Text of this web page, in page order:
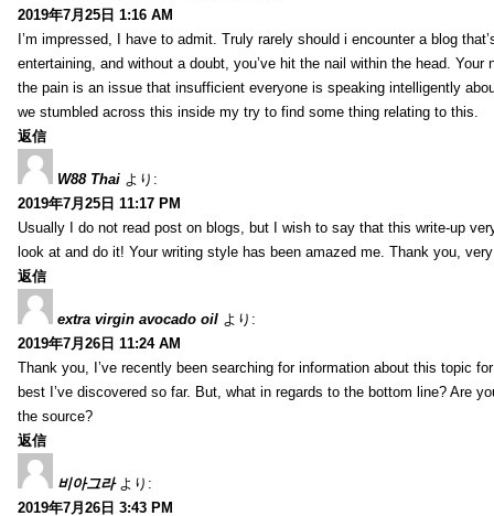
2019年7月25日 1:16 AM
I’m impressed, I have to admit. Truly rarely should i encounter a blog
entertaining, and without a doubt, you’ve hit the nail within the head. Your
the pain is an issue that insufficient everyone is speaking intelligently
we stumbled across this inside my try to find some thing relating to this.
返信
W88 Thai より:
2019年7月25日 11:17 PM
Usually I do not read post on blogs, but I wish to say that this write-up
look at and do it! Your writing style has been amazed me. Thank you,
返信
extra virgin avocado oil より:
2019年7月26日 11:24 AM
Thank you, I’ve recently been searching for information about this topic
best I’ve discovered so far. But, what in regards to the bottom line? Are
the source?
返信
비아그라 より:
2019年7月26日 3:43 PM